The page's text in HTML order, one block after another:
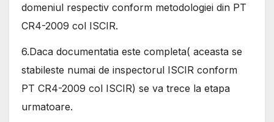
domeniul respectiv conform metodologiei din PT
CR4-2009 col ISCIR.
6.Daca documentatia este completa( aceasta se
stabileste numai de inspectorul ISCIR conform
PT CR4-2009 col ISCIR) se va trece la etapa
urmatoare.